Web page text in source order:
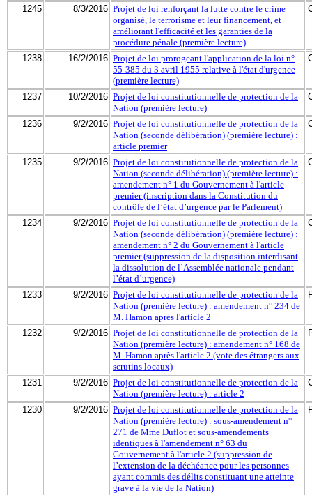
1245 8/3/2016 Projet de loi renforçant la lutte contre le crime
organisé, le terrorisme et leur financement, et
améliorant l'efficacité et les garanties de la
procédure pénale (première lecture)
1238 16/2/2016 Projet de loi prorogeant l'application de la loi n°
55-385 du 3 avril 1955 relative à l'état d'urgence
(première lecture)
1237 10/2/2016 Projet de loi constitutionnelle de protection de la
Nation (première lecture)
1236 9/2/2016 Projet de loi constitutionnelle de protection de la
Nation (seconde délibération) (première lecture) :
article premier
1235 9/2/2016 Projet de loi constitutionnelle de protection de la
Nation (seconde délibération) (première lecture) :
amendement n° 1 du Gouvernement à l'article
premier (inscription dans la Constitution du
contrôle de l’état d’urgence par le Parlement)
1234 9/2/2016 Projet de loi constitutionnelle de protection de la
Nation (seconde délibération) (première lecture) :
amendement n° 2 du Gouvernement à l'article
premier (suppression de la disposition interdisant
la dissolution de l’Assemblée nationale pendant
l’état d’urgence)
1233 9/2/2016 Projet de loi constitutionnelle de protection de la
Nation (première lecture) : amendement n° 234 de
M. Hamon après l'article 2
1232 9/2/2016 Projet de loi constitutionnelle de protection de la
Nation (première lecture) : amendement n° 168 de
M. Hamon après l'article 2 (vote des étrangers aux
scrutins locaux)
1231 9/2/2016 Projet de loi constitutionnelle de protection de la
Nation (première lecture) : article 2
1230 9/2/2016 Projet de loi constitutionnelle de protection de la
Nation (première lecture) : sous-amendement n°
271 de Mme Duflot et sous-amendements
identiques à l'amendement n° 63 du
Gouvernement à l'article 2 (suppression de
l’extension de la déchéance pour les personnes
ayant commis des délits constituant une atteinte
grave à la vie de la Nation)